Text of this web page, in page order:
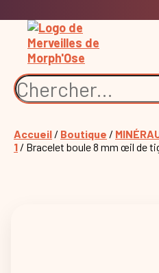
Accueil / Boutique /
1 / Bracelet boule 8 mm œil de